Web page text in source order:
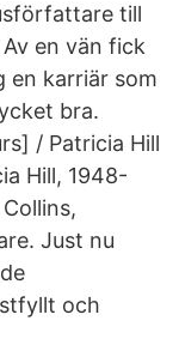
till
en vän fick
en karriär som
bra.
/ Patricia Hill
Hill, 1948-
Just nu
och